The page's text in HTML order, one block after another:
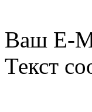
Ваш E-
Текст